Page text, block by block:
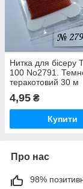
Нитка для бісеру
100 No2791.
теракотовий 30 м
4,95 ₴
Купити
Про нас
98%